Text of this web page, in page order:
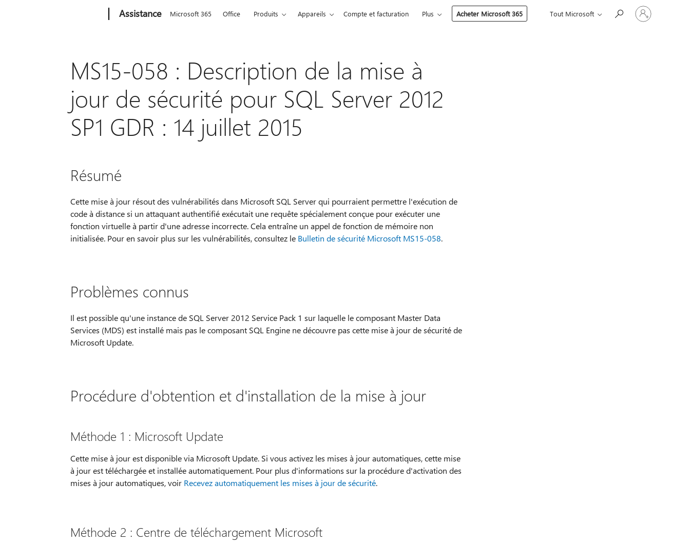
Assistance Microsoft 365 Office Produits Appareils Compte et facturation Plus Acheter Microsoft 365 Tout Microsoft
Connectez-
vous
MS15-058 : Description de la mise à
jour de sécurité pour SQL Server 2012
SP1 GDR : 14 juillet 2015
Résumé
Cette mise à jour résout des vulnérabilités dans Microsoft SQL Server qui pourraient permettre l'exécution de
code à distance si un attaquant authentifié exécutait une requête spécialement conçue pour exécuter une
fonction virtuelle à partir d'une adresse incorrecte. Cela entraîne un appel de fonction de mémoire non
initialisée. Pour en savoir plus sur les vulnérabilités, consultez le Bulletin de sécurité Microsoft MS15-058.
Problèmes connus
Il est possible qu'une instance de SQL Server 2012 Service Pack 1 sur laquelle le composant Master Data
Services (MDS) est installé mais pas le composant SQL Engine ne découvre pas cette mise à jour de sécurité de
Microsoft Update.
Procédure d'obtention et d'installation de la mise à jour
Méthode 1 : Microsoft Update
Cette mise à jour est disponible via Microsoft Update. Si vous activez les mises à jour automatiques, cette mise
à jour est téléchargée et installée automatiquement. Pour plus d'informations sur la procédure d'activation des
mises à jour automatiques, voir Recevez automatiquement les mises à jour de sécurité.
Méthode 2 : Centre de téléchargement Microsoft